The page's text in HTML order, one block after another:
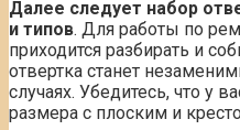
Далее следует набор
и типов. Для работы по
приходится разбирать и
отвертка станет
случаях. Убедитесь, что у
размера с плоским и